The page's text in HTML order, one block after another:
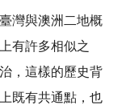
灣與澳洲二地概
有許多相似之
，這樣的歷史背
既有共通點，也